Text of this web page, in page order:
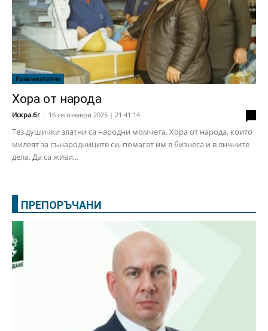
Развлекателно
Хора от народа
Искра.бг - 16 септември 2025 | 21:41:14
Тез душички златни са народни момчета. Хора от народа, които
милеят за сънародниците си, помагат им в бизнеса и в личните
дела. Да са живи...
ПРЕПОРЪЧАНИ